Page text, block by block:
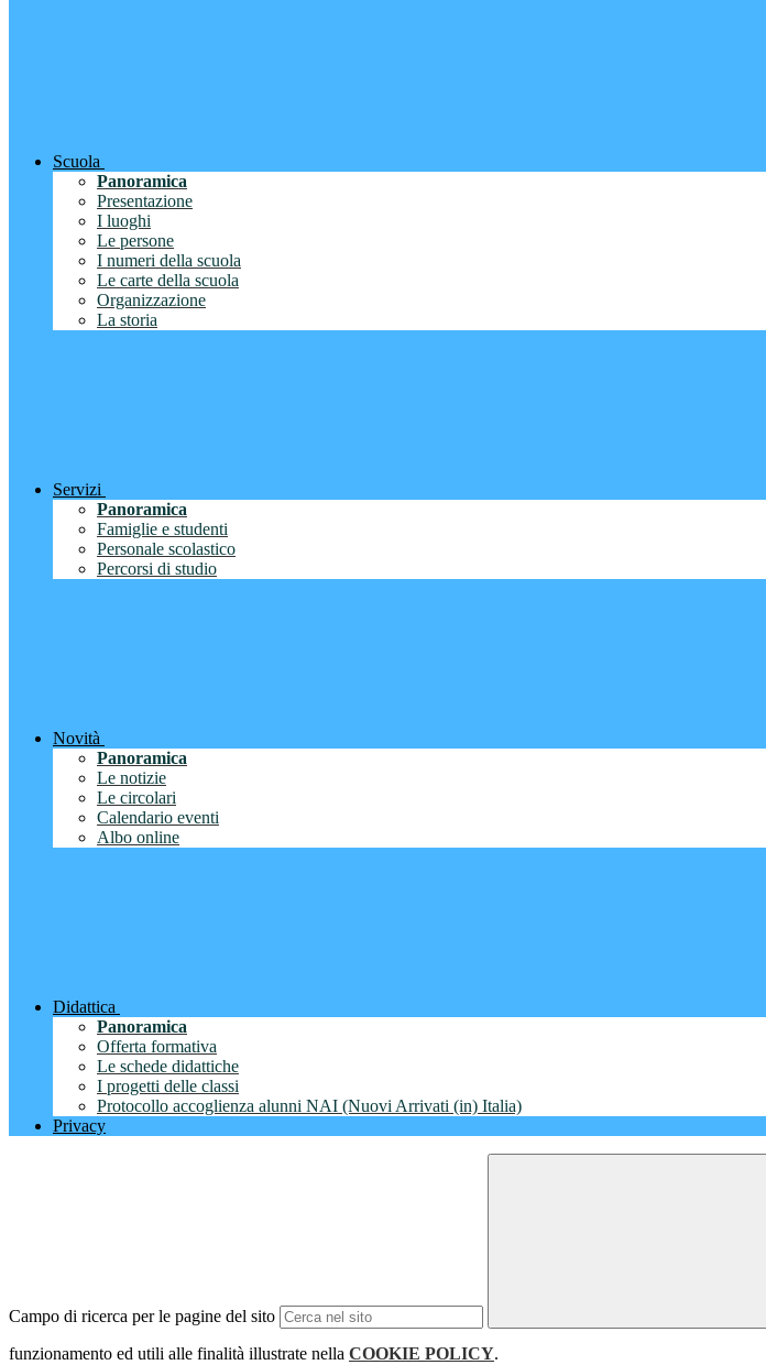
Scuola
Panoramica
Presentazione
I luoghi
Le persone
I numeri della scuola
Le carte della scuola
Organizzazione
La storia
Servizi
Panoramica
Famiglie e studenti
Personale scolastico
Percorsi di studio
Novità
Panoramica
Le notizie
Le circolari
Calendario eventi
Albo online
Didattica
Panoramica
Offerta formativa
Le schede didattiche
I progetti delle classi
Protocollo accoglienza alunni NAI (Nuovi Arrivati (in) Italia)
Privacy
Campo di ricerca per le pagine del sito
funzionamento ed utili alle finalità illustrate nella COOKIE POLICY.